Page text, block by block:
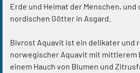
Erde und Heimat der Menschen, und
nordischen Götter in Asgard.
Bivrost Aquavit ist ein delikater und
norwegischer Aquavit mit mittlerem
einem Hauch von Blumen und